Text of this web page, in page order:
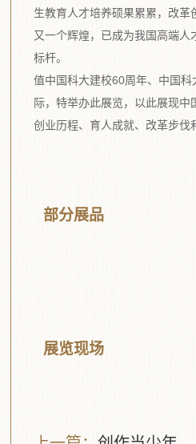
生教育人才培养硕果累累，改革
又一个辉煌，已成为我国高端人
标杆。
值中国科大建校60周年、中国
际，特举办此展览，以此展现中
创业历程、育人成就、改革步伐
部分展品
展览现场